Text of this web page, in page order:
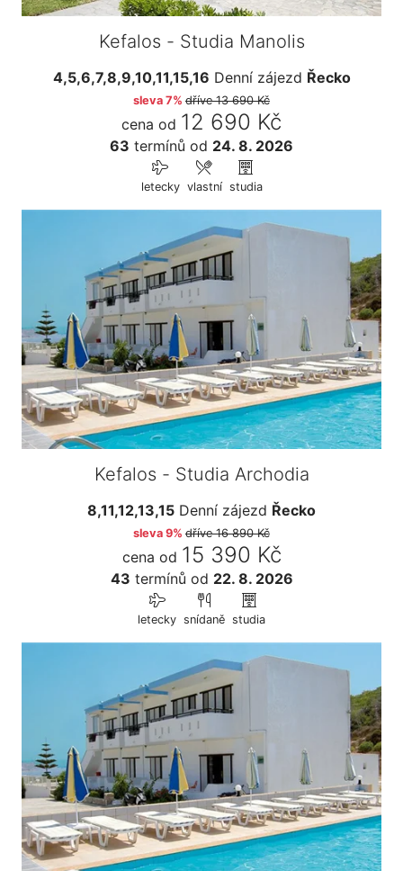
Kefalos - Studia Manolis
4,5,6,7,8,9,10,11,15,16 Denní zájezd Řecko
sleva 7% dříve13 690 Kč
cena od 12 690 Kč
63 termínů od 24. 8. 2026
letecky vlastní studia
Kefalos - Studia Archodia
8,11,12,13,15 Denní zájezd Řecko
sleva 9% dříve16 890 Kč
cena od 15 390 Kč
43 termínů od 22. 8. 2026
letecky snídaně studia